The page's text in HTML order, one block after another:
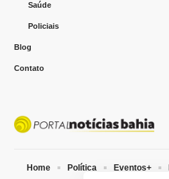
Saúde
Policiais
Blog
Contato
Home Política Eventos+